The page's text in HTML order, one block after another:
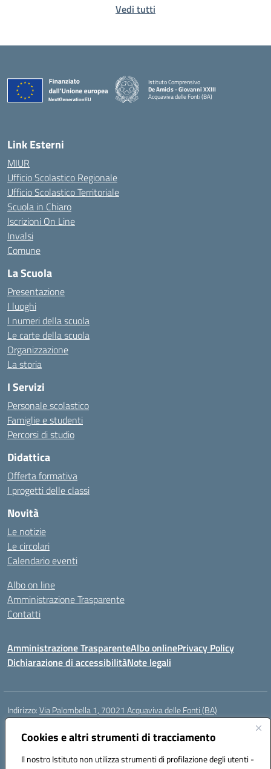
Cookies e altri strumenti di tracciamento
Il nostro Istituto non utilizza strumenti di profilazione degli utenti -
Vedi tutti
Istituto Comprensivo
De Amicis - Giovanni XXIII
Acquaviva delle Fonti (BA)
— Visita la pagina iniziale della scuola
Link Esterni
MIUR
Ufficio Scolastico Regionale
Ufficio Scolastico Territoriale
Scuola in Chiaro
Iscrizioni On Line
Invalsi
Comune
La Scuola
Presentazione
I luoghi
I numeri della scuola
Le carte della scuola
Organizzazione
La storia
I Servizi
Personale scolastico
Famiglie e studenti
Percorsi di studio
Didattica
Offerta formativa
I progetti delle classi
Novità
Le notizie
Le circolari
Calendario eventi
Albo on line
Amministrazione Trasparente
Contatti
Amministrazione TrasparenteAlbo onlinePrivacy Policy
Dichiarazione di accessibilitàNote legali
Indirizzo:Via Palombella 1, 70021 Acquaviva delle Fonti (BA)
Centralino:
Posta elettronica certificata (PEC):baic89400e@pec.istruzione.it
Codice fiscale: 91121590722